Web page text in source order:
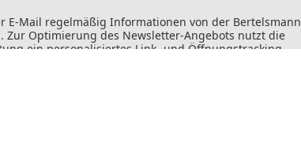
E-Mail regelmäßig Informationen von der Bertelsmann
Zur Optimierung des Newsletter-Angebots nutzt die
ein personalisiertes Link- und Öffnungstracking.